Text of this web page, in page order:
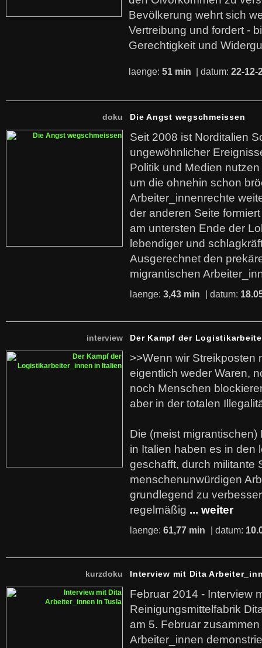
Bevölkerung wehrt sich
Vertreibung und fordert -
Gerechtigkeit und
laenge: 51 min | datum: 22-12-
doku Die Angst wegschmeissen
Seit 2008 ist Norditalien
ungewöhnlicher
Politik und Medien
um die ohnehin schon
Arbeiter_innenrechte
der anderen Seite
am untersten Ende der
lebendiger und
Ausgerechnet den
migrantischen
laenge: 3,43 min | datum:
interview Der Kampf der
>>Wenn wir Streikposten
eigentlich weder Waren,
noch Menschen
aber in der totalen
Die (meist
in Italien haben es in den
geschafft, durch militante
menschenunwürdigen
grundlegend zu
regelmäßig ... weiter
laenge: 61,77 min | datum:
kurzdoku Interview mit Dita
Februar 2014 - Interview
Reinigungsmittelfabrik
am 5. Februar
Arbeiter_innen